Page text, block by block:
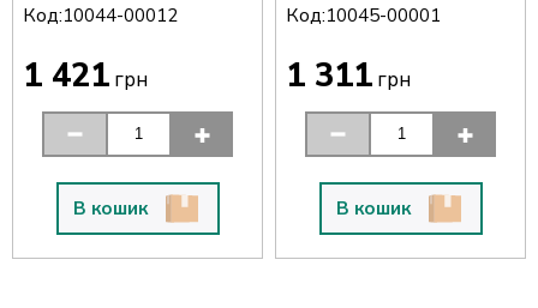
Код:10044-00012
1 421 грн
В кошик
Код:10045-00001
1 311 грн
В кошик